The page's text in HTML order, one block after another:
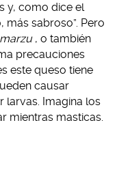
y, como dice el
sabroso”. Pero
, o también
precauciones
este queso tiene
causar
larvas. Imagina los
mientras masticas.